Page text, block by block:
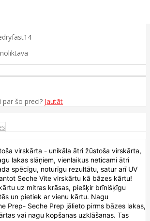
šo preci? Jautāt
virskārta - unikāla ātri žūstoša virskārta,
lakas slāņiem, vienlaikus neticami ātri
spēcīgu, noturīgu rezultātu, satur arī UV
Seche Vite virskārtu kā bāzes kārtu!
uz mitras krāsas, piešķir brīnišķīgu
un pietiek ar vienu kārtu. Nagu
Prep- Seche Prep jālieto pirms bāzes lakas,
vai nagu kopšanas uzklāšanas. Tas